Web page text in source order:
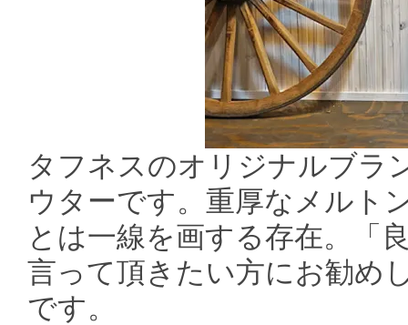
タフネスのオリジナルブラ
ウターです。重厚なメルト
とは一線を画する存在。「
言って頂きたい方にお勧め
です。